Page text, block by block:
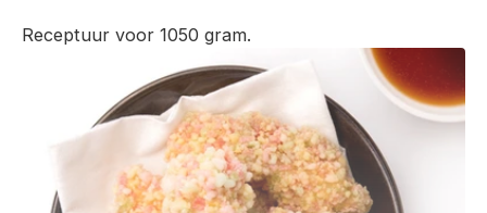
Receptuur voor 1050 gram.